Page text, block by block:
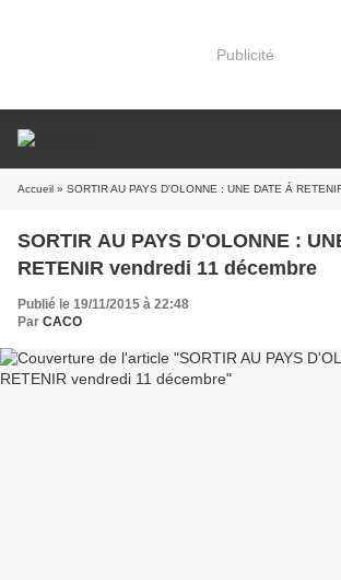
Publicité
Accueil » SORTIR AU PAYS D'OLONNE : UNE DATE Á
SORTIR AU PAYS D'OLONNE :
RETENIR vendredi 11 décembre
Publié le 19/11/2015 à 22:48
Par CACO